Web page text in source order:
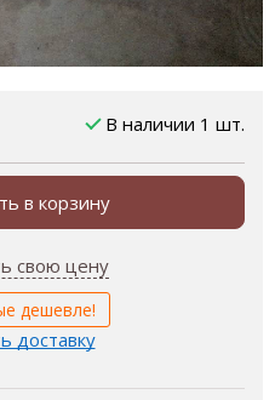
В наличии 1 шт.
в корзину
свою цену
дешевле!
доставку